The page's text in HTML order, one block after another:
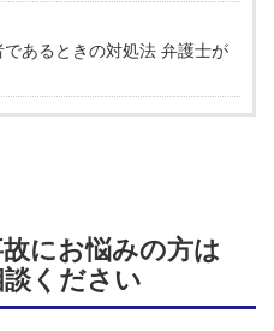
あるときの対処法 弁護士が
にお悩みの方は
ください